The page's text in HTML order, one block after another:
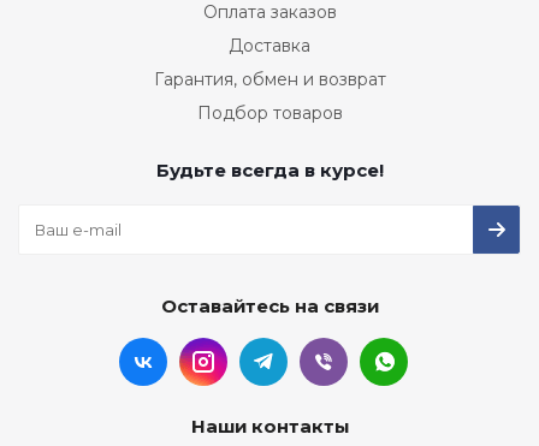
Оплата заказов
Доставка
Гарантия, обмен и возврат
Подбор товаров
Будьте всегда в курсе!
Оставайтесь на связи
Наши контакты